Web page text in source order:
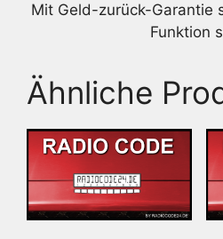
Mit Geld-zurück-Garantie
Funktion
Ähnliche